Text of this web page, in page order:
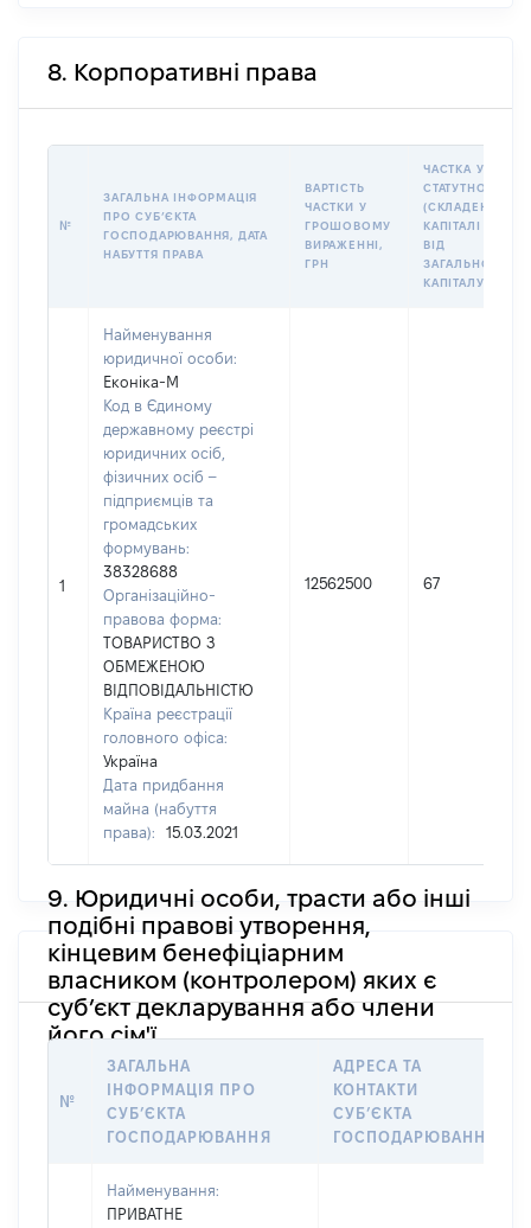
8. Корпоративні права
№
ЗАГАЛЬНА ІНФОРМАЦІЯ
ПРО СУБʼЄКТА
ГОСПОДАРЮВАННЯ, ДАТА
НАБУТТЯ ПРАВА
ВАРТІСТЬ
ЧАСТКИ У
ГРОШОВОМУ
ВИРАЖЕННІ,
ГРН
ЧАСТКА У
СТАТУТНОМУ
(СКЛАДЕНОМУ)
КАПІТАЛІ (%
ВІД
ЗАГАЛЬНОГО
КАПІТАЛУ)
1
Найменування
юридичної особи:
Еконіка-М
Код в Єдиному
державному реєстрі
юридичних осіб,
фізичних осіб –
підприємців та
громадських
формувань:
38328688
Організаційно-
правова форма:
ТОВАРИСТВО З
ОБМЕЖЕНОЮ
ВІДПОВІДАЛЬНІСТЮ
Країна реєстрації
головного офіса:
Україна
Дата придбання
майна (набуття
права):
15.03.2021
12562500 67
9. Юридичні особи, трасти або інші
подібні правові утворення,
кінцевим бенефіціарним
власником (контролером) яких є
суб’єкт декларування або члени
його сім'ї
№
ЗАГАЛЬНА
ІНФОРМАЦІЯ ПРО
СУБʼЄКТА
ГОСПОДАРЮВАННЯ
АДРЕСА ТА
КОНТАКТИ
СУБʼЄКТА
ГОСПОДАРЮВАННЯ
Найменування:
ПРИВАТНЕ